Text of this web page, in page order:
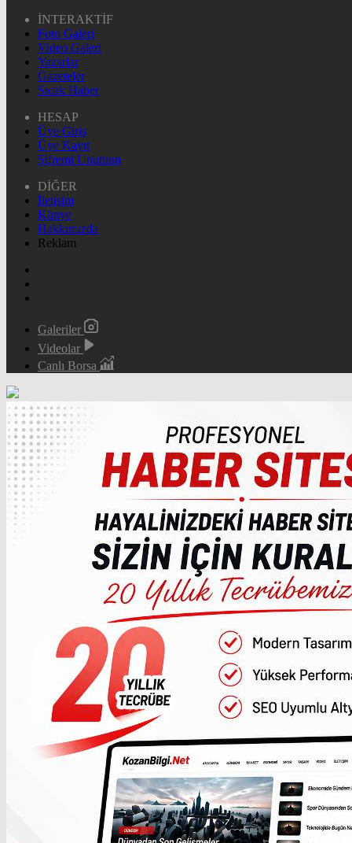
İNTERAKTİF
Foto Galeri
Video Galeri
Yazarlar
Gazeteler
Sıcak Haber
HESAP
Üye Giriş
Üye Kayıt
Şifremi Unuttum
DİĞER
İletişim
Künye
Hakkımızda
Reklam
Galeriler
Videolar
Canlı Borsa